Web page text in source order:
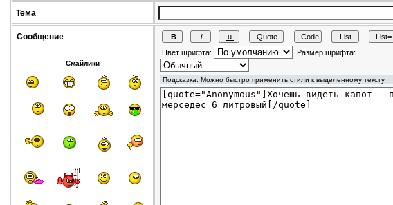
Тема
Сообщение
Смайлики
Цвет шрифта: Размер шрифта: